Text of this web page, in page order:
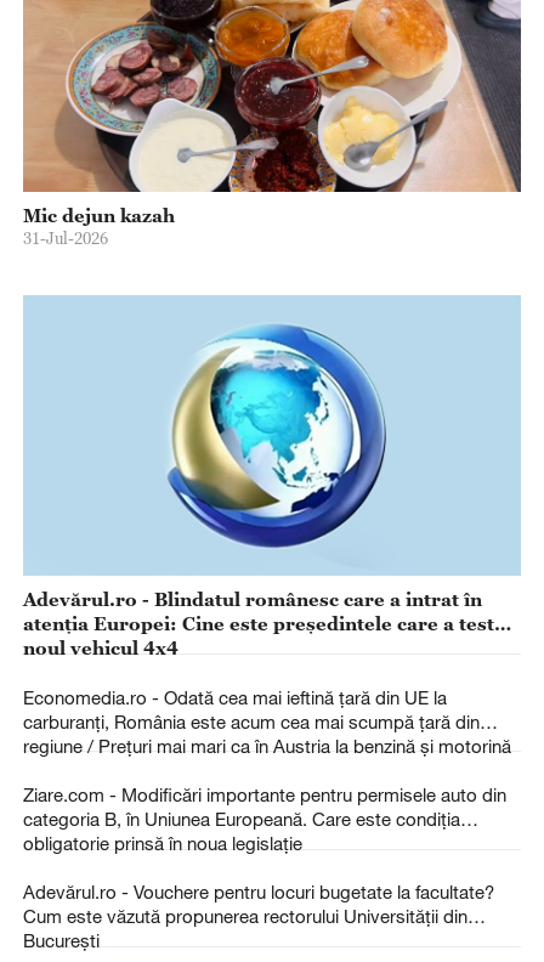
Mic dejun kazah
31-Jul-2026
Adevărul.ro - Blindatul românesc care a intrat în
atenția Europei: Cine este președintele care a testat
noul vehicul 4x4
Economedia.ro - Odată cea mai ieftină țară din UE la
carburanți, România este acum cea mai scumpă țară din
regiune / Prețuri mai mari ca în Austria la benzină și motorină
Ziare.com - Modificări importante pentru permisele auto din
categoria B, în Uniunea Europeană. Care este condiția
obligatorie prinsă în noua legislație
Adevărul.ro - Vouchere pentru locuri bugetate la facultate?
Cum este văzută propunerea rectorului Universității din
București